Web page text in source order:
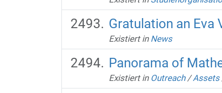
Gratulation an Eva
Existiert in News
Panorama of
Existiert in Outreach /Assets